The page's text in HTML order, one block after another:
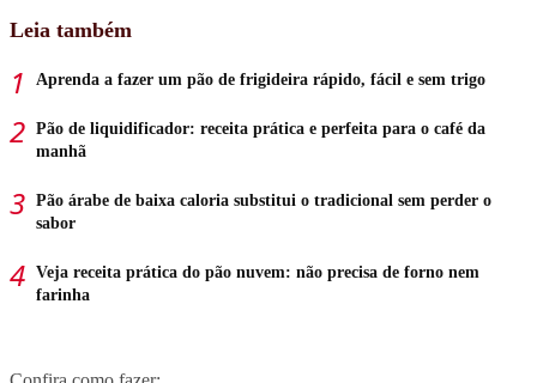
Leia também
Aprenda a fazer um pão de frigideira rápido, fácil e sem trigo
Pão de liquidificador: receita prática e perfeita para o café da
manhã
Pão árabe de baixa caloria substitui o tradicional sem perder o
sabor
Veja receita prática do pão nuvem: não precisa de forno nem
farinha